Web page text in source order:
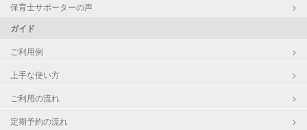
保育士サポーターの声
ガイド
ご利用例
上手な使い方
ご利用の流れ
定期予約の流れ